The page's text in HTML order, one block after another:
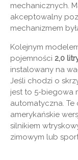
mechanicznych.
akceptowalny
mechanizmem
Kolejnym
pojemności 2,0
instalowany na
Jeśli chodzi o
jest to 5-biegowa
automatyczna.
amerykańskie
silnikiem
zimowym lub